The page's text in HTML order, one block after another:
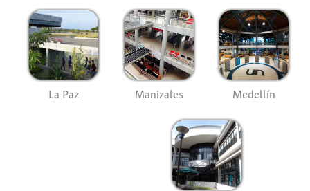
La Paz Manizales Medellín